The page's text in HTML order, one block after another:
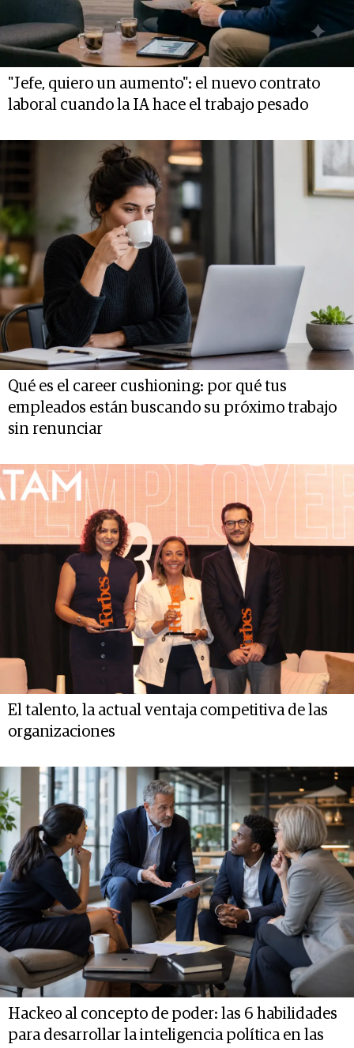
"Jefe, quiero un aumento": el nuevo contrato
laboral cuando la IA hace el trabajo pesado
Qué es el career cushioning: por qué tus
empleados están buscando su próximo trabajo
sin renunciar
El talento, la actual ventaja competitiva de las
organizaciones
Hackeo al concepto de poder: las 6 habilidades
para desarrollar la inteligencia política en las